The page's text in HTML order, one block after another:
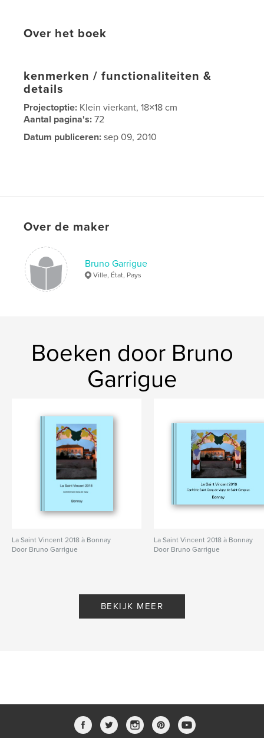
Over het boek
kenmerken / functionaliteiten &
details
Projectoptie: Klein vierkant, 18×18 cm
Aantal pagina's:72
Datum publiceren: sep 09, 2010
Over de maker
Bruno Garrigue
Ville, État, Pays
Boeken door Bruno
Garrigue
La Saint Vincent 2018 à Bonnay
Door Bruno Garrigue
La Saint Vincent 2018 à Bonnay
Door Bruno Garrigue
BEKIJK MEER